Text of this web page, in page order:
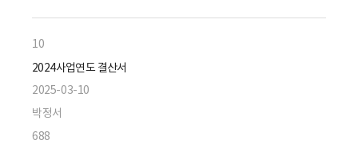
10
2024사업연도 결산서
2025-03-10
박정서
688